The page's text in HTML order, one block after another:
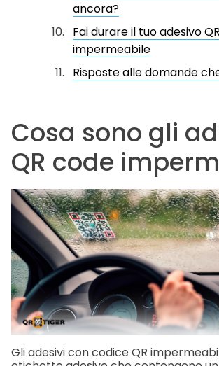
ancora?
Fai durare il tuo adesivo
impermeabile
Risposte alle domande
Cosa sono gli
QR code
Gli adesivi con codice QR